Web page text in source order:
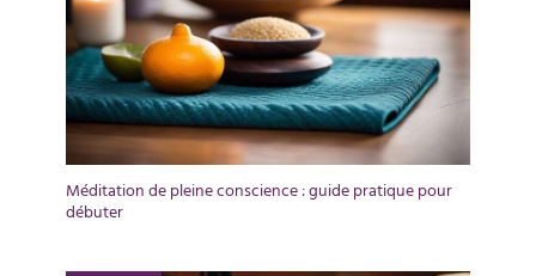
Méditation de pleine conscience : guide pratique pour
débuter